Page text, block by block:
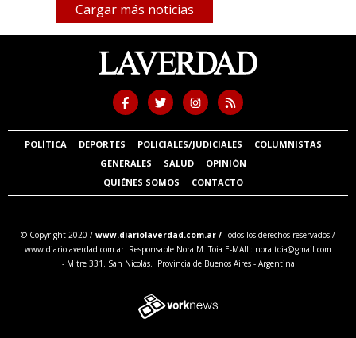
Cargar más noticias
POLÍTICA DEPORTES POLICIALES/JUDICIALES
COLUMNISTAS
GENERALES
SALUD
OPINIÓN
QUIÉNES SOMOS
CONTACTO
© Copyright 2020 / www.diariolaverdad.com.ar /Todos los derechos reservados /
www.diariolaverdad.com.ar Responsable Nora M. Toia E-MAIL: nora.toia@gmail.com
- Mitre 331. San Nicolás. Provincia de Buenos Aires - Argentina